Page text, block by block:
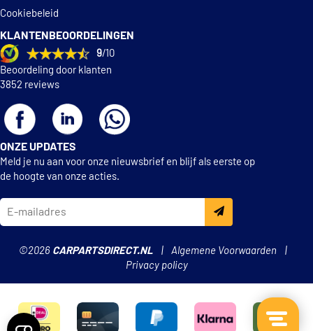
Cookiebeleid
KLANTENBEOORDELINGEN
9/10
Beoordeling door klanten
3852 reviews
ONZE UPDATES
Meld je nu aan voor onze nieuwsbrief en blijf als eerste op
de hoogte van onze acties.
©2026 CARPARTSDIRECT.NL
Algemene Voorwaarden
Privacy policy